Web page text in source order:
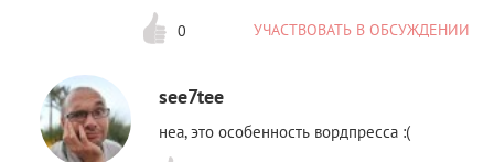
0 УЧАСТВОВАТЬ В ОБСУЖДЕНИИ
see7tee
неа, это особенность вордпресса :(